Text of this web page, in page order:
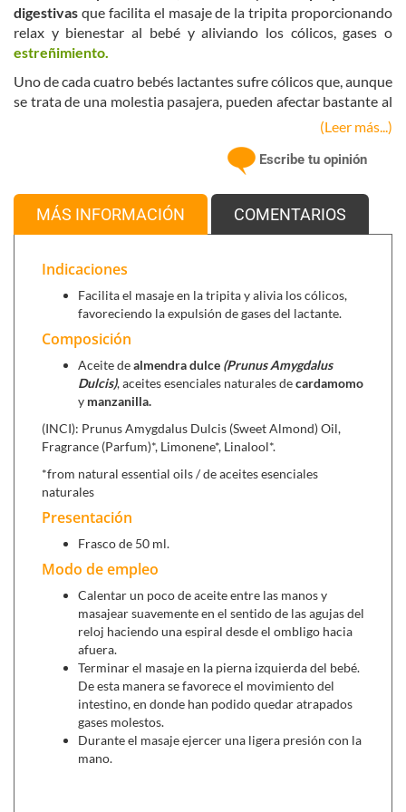
digestivas que facilita el masaje de la tripita proporcionando
relax y bienestar al bebé y aliviando los cólicos, gases o
estreñimiento.
Uno de cada cuatro bebés lactantes sufre cólicos que, aunque
se trata de una molestia pasajera, pueden afectar bastante al
bienestar del bebé. Aunque su origen puede tener distintos
motivos, se trata normalmente de gases. La realización de un
suave masaje en la tripita del bebé está recomendada por la
Asociación de Pediatría Española para prevenir y mejorar las
molestias del lactante.
Ingredientes activos principales:
Aceite de almendras dulces
Dulcis), de las semillas de los frutos del almendro, se
obtiene un aceite casi inoloro e incoloro, muy suave y
delicado. Muy bien tolerado por la piel y de rápida
absorción. Debido a su alto contenido en ácidos grasos
esenciales protege la piel de la sequedad y mejora su
función cómo capa protectora, manteniéndola tersa y
flexible.
Cardamomo,por sus características ligeramente
tónicas, térmicas y digestivas ejerce una acción muy
beneficiosa en el aparato digestivo, aliviando cólicos,
indigestiones y retortijones.
Manzanilla o camomila,
Útil para calmar los dolores espasmódicos del
estómago,
Cosmética 100% natural y BIO.
(Leer más...)
Escribe tu opinión
MÁS INFORMACIÓN COMENTARIOS
Indicaciones
Facilita el masaje en la tripita y alivia los cólicos,
favoreciendo la expulsión de gases del lactante.
Composición
Aceite dealmendra dulce (Prunus Amygdalus
Dulcis), aceites esenciales naturales decardamomo
y manzanilla.
(INCI): Prunus Amygdalus Dulcis (Sweet Almond) Oil,
Fragrance (Parfum)*, Limonene*, Linalool*.
*from natural essential oils / de aceites esenciales
naturales
Presentación
Frasco de 50 ml.
Modo de empleo
Calentar un poco de aceite entre las manos y
masajear suavemente en el sentido de las agujas del
reloj haciendo una espiral desde el ombligo hacia
afuera.
Terminar el masaje en la pierna izquierda del bebé.
De esta manera se favorece el movimiento del
intestino, en donde han podido quedar atrapados
gases molestos.
Durante el masaje ejercer una ligera presión con la
mano.